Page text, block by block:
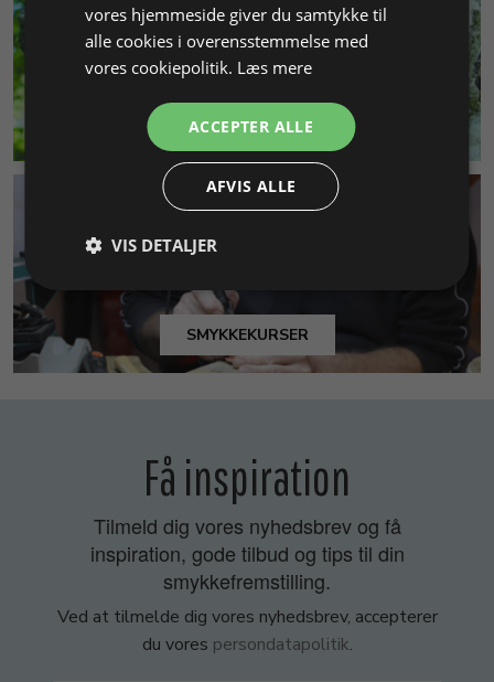
MILJØ & BÆREDYGTIGHED
SMYKKEKURSER
Få inspiration
Tilmeld dig vores nyhedsbrev og få
inspiration, gode tilbud og tips til din
smykkefremstilling.
Ved at tilmelde dig vores nyhedsbrev, accepterer
du vores persondatapolitik.
vores hjemmeside giver du samtykke til
alle cookies i overensstemmelse med
vores cookiepolitik. Læs mere
ACCEPTER ALLE
AFVIS ALLE
VIS DETALJER